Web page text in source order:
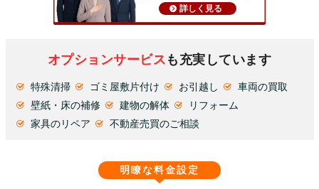
詳しく見る
オプションサービス も充実しています
特殊清掃 ゴミ屋敷片付け お引越し
車両の買取
壁紙・床の補修
建物の解体
リフォーム
家具のリペア
不動産売買のご相談
明瞭な料金設定